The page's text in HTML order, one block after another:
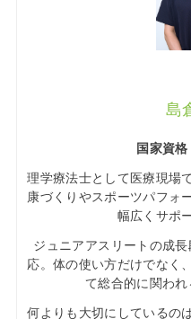
島
国家資
理学療法士として医療現場
康づくりやスポーツパフォ
幅広くサポ
ジュニアアスリートの成
応。体の使い方だけでなく
て総合的に関われ
何よりも大切にしているの